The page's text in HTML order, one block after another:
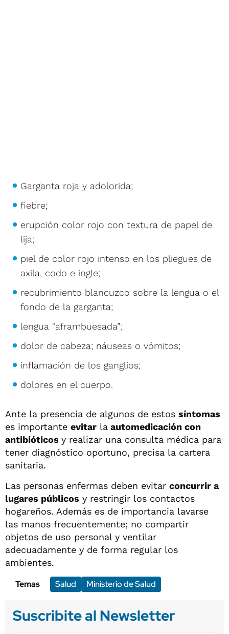
Garganta roja y adolorida;
fiebre;
erupción color rojo con textura de papel de
lija;
piel de color rojo intenso en los pliegues de
axila, codo e ingle;
recubrimiento blancuzco sobre la lengua o el
fondo de la garganta;
lengua "aframbuesada”;
dolor de cabeza; náuseas o vómitos;
inflamación de los ganglios;
dolores en el cuerpo.
Ante la presencia de algunos de estos síntomas
es importante evitar la automedicación con
antibióticos y realizar una consulta médica para
tener diagnóstico oportuno, precisa la cartera
sanitaria.
Las personas enfermas deben evitar concurrir a
lugares públicos y restringir los contactos
hogareños. Además es de importancia lavarse
las manos frecuentemente; no compartir
objetos de uso personal y ventilar
adecuadamente y de forma regular los
ambientes.
Temas
Salud Ministerio de Salud
Suscribite al Newsletter